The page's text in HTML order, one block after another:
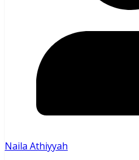
Naila Athiyyah